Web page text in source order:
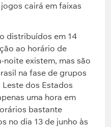
cairá em faixas
distribuídos em 14
ao horário de
noite existem, mas são
na fase de grupos
dos Estados
uma hora em
bastante
no dia 13 de junho às